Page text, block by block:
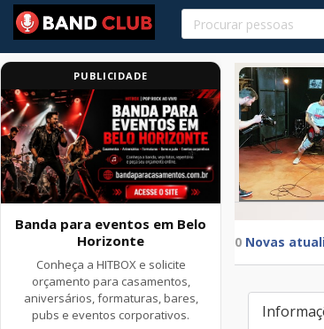
PUBLICIDADE
Banda para eventos em Belo
Horizonte
Conheça a HITBOX e solicite
orçamento para casamentos,
aniversários, formaturas, bares,
pubs e eventos corporativos.
0 Novas